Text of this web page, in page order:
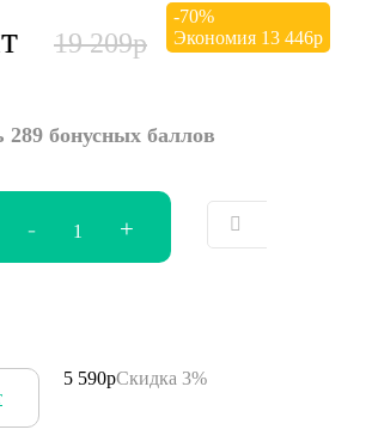
19 209р
-70%
Экономия 13 446р
бонусных баллов
- +
5 590рСкидка 3%